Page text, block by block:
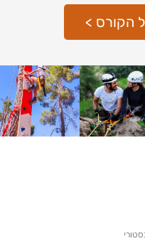
הקורס >